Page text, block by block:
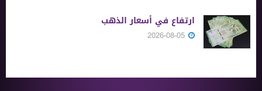
ارتفاع في أسعار الذهب